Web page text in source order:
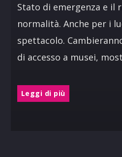
Stato di emergenza e il
normalità. Anche per i
spettacolo.
di accesso a musei,
Leggi di più